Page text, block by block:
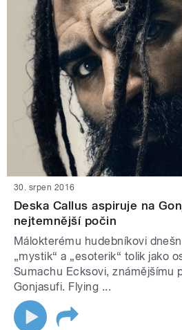
30. srpen 2016
Deska Callus aspiruje na
nejtemnější počin
Málokterému hudebníkovi
„mystik“ a „esoterik“ tolik jako
Sumachu Ecksovi, známějšímu
Gonjasufi. Flying ...